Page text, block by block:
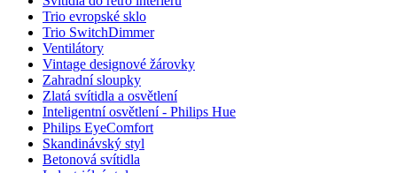
Trio evropské sklo
Trio SwitchDimmer
Ventilátory
Vintage designové žárovky
Zahradní sloupky
Zlatá svítidla a osvětlení
Inteligentní osvětlení - Philips Hue
Philips EyeComfort
Skandinávský styl
Betonová svítidla